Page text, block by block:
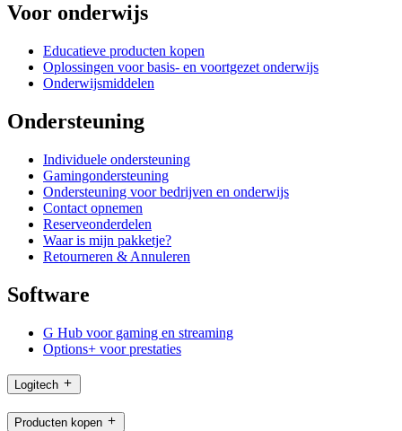
Voor onderwijs
Educatieve producten kopen
Oplossingen voor basis- en voortgezet onderwijs
Onderwijsmiddelen
Ondersteuning
Individuele ondersteuning
Gamingondersteuning
Ondersteuning voor bedrijven en onderwijs
Contact opnemen
Reserveonderdelen
Waar is mijn pakketje?
Retourneren & Annuleren
Software
G Hub voor gaming en streaming
Options+ voor prestaties
Logitech
Producten kopen